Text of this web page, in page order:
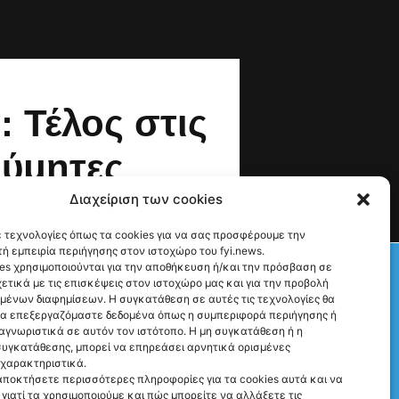
Διαχείριση των cookies
τεχνολογίες όπως τα cookies για να σας προσφέρουμε την
εμπειρία περιήγησης στον ιστοχώρο του fyi.news.
χρησιμοποιούνται για την αποθήκευση ή/και την πρόσβαση σε
με τις επισκέψεις στον ιστοχώρο μας και για την προβολή
διαφημίσεων. Η συγκατάθεση σε αυτές τις τεχνολογίες θα
επεξεργαζόμαστε δεδομένα όπως η συμπεριφορά περιήγησης ή
σε αυτόν τον ιστότοπο. Η μη συγκατάθεση ή η
μπορεί να επηρεάσει αρνητικά ορισμένες
χαρακτηριστικά.
περισσότερες πληροφορίες για τα cookies αυτά και να
τα χρησιμοποιούμε και πώς μπορείτε να αλλάξετε τις
Check This!
Τέλος στις
από τις